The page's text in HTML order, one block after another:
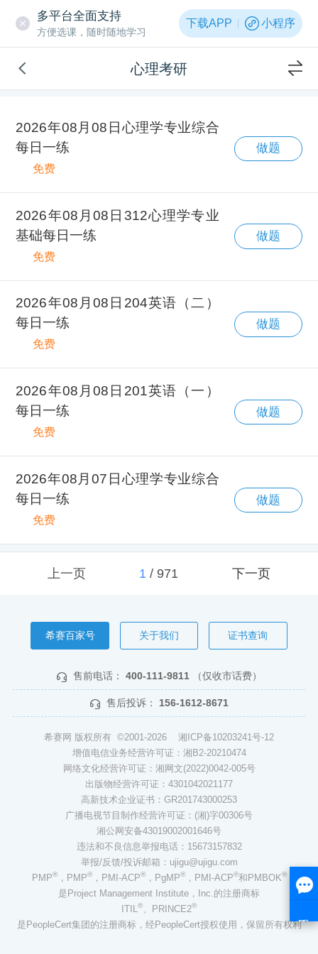
多平台全面支持
方便选课，随时随地学习
下载APP 小程序
心理考研
2026年08月08日心理学专业综合
每日一练
免费
做题
2026年08月08日312心理学专业
基础每日一练
免费
做题
2026年08月08日204英语（二）
每日一练
免费
做题
2026年08月08日201英语（一）
每日一练
免费
做题
2026年08月07日心理学专业综合
每日一练
免费
做题
上一页 1/ 971 下一页
希赛百家号 关于我们 证书查询
售前电话： 400-111-9811 （仅收市话费）
售后投诉： 156-1612-8671
希赛网 版权所有 ©2001-2026 湘ICP备10203241号-12
增值电信业务经营许可证：湘B2-20210474
网络文化经营许可证：湘网文(2022)0042-005号
出版物经营许可证：4301042021177
高新技术企业证书：GR201743000253
广播电视节目制作经营许可证：(湘)字00306号
湘公网安备43019002001646号
违法和不良信息举报电话：15673157832
举报/反馈/投诉邮箱：ujigu@ujigu.com
PMP®，PMP®，PMI-ACP®，PgMP®，PMI-ACP®和PMBOK®
是Project Management Institute，Inc.的注册商标
ITIL®、PRINCE2®
是PeopleCert集团的注册商标，经PeopleCert授权使用，保留所有权利